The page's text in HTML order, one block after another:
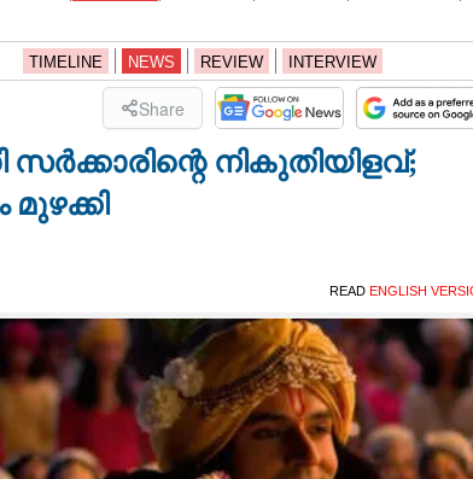
TIMELINE NEWS REVIEW INTERVIEW
Share
നികുതിയിളവ്;
READ ENGLISH